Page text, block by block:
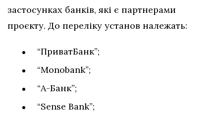
застосунках банків, які є партнерами
проєкту. До переліку установ належать:
“ПриватБанк”;
“Monobank”;
“А-Банк”;
“Sense Bank”;